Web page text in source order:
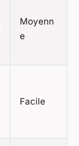
Moyenn
e
Facile